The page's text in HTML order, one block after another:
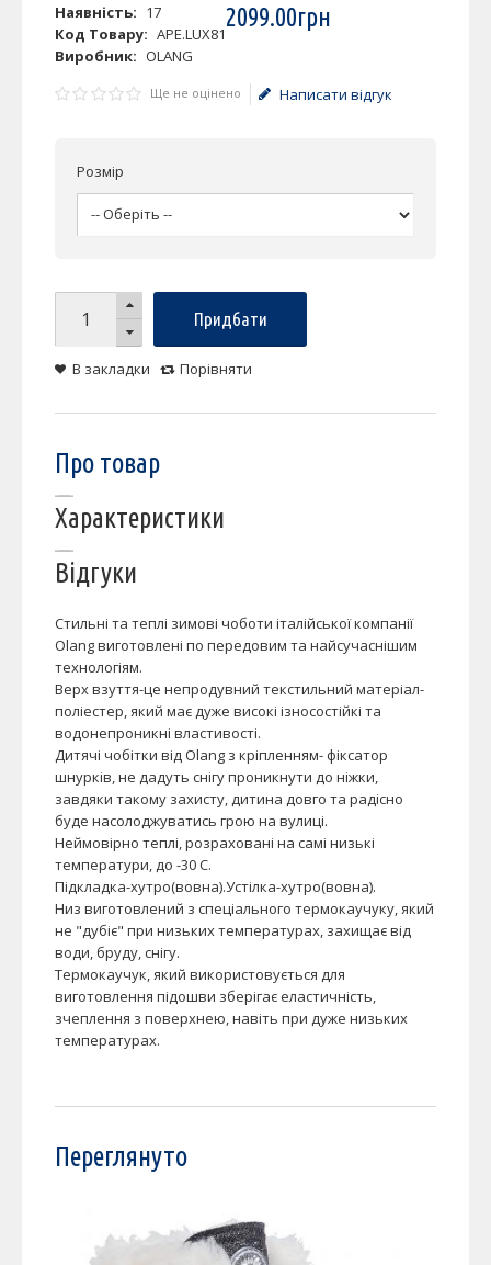
Наявність: 17
Код Товару: APE.LUX81
Виробник: OLANG
2099.00грн
Ще не оцінено Написати відгук
Розмір
Придбати
В закладки Порівняти
Про товар
Характеристики
Відгуки
Стильні та теплі зимові чоботи італійської компанії
Olang виготовлені по передовим та найсучаснішим
технологіям.
Верх взуття-це непродувний текстильний матеріал-
поліестер, який має дуже високі ізносостійкі та
водонепроникні властивості.
Дитячі чобітки від Olang з кріпленням- фіксатор
шнурків, не дадуть снігу проникнути до ніжки,
завдяки такому захисту, дитина довго та радісно
буде насолоджуватись грою на вулиці.
Неймовірно теплі, розраховані на самі низькі
температури, до -30 С.
Підкладка-хутро(вовна).Устілка-хутро(вовна).
Низ виготовлений з спеціального термокаучуку, який
не "дубіє" при низьких температурах, захищає від
води, бруду, снігу.
Термокаучук, який використовується для
виготовлення підошви зберігає еластичність,
зчеплення з поверхнею, навіть при дуже низьких
температурах.
Переглянуто